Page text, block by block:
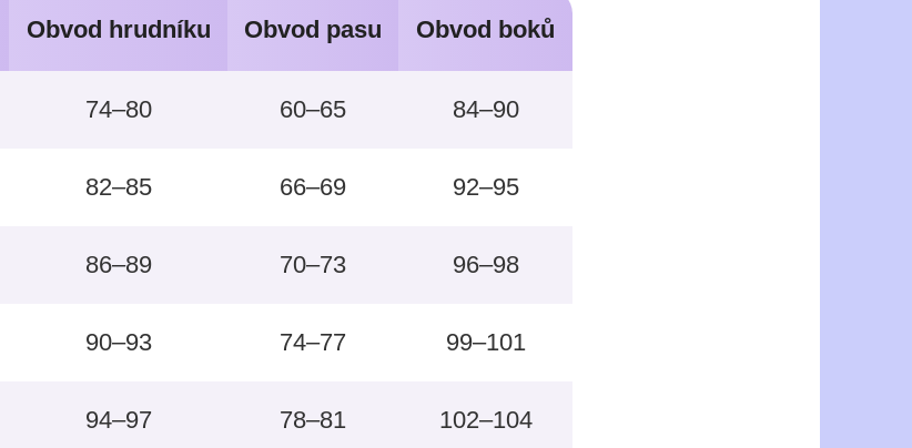
Obvod hrudníku Obvod pasu Obvod boků
74–80 60–65 84–90
82–85 66–69 92–95
86–89 70–73 96–98
90–93 74–77 99–101
94–97 78–81 102–104